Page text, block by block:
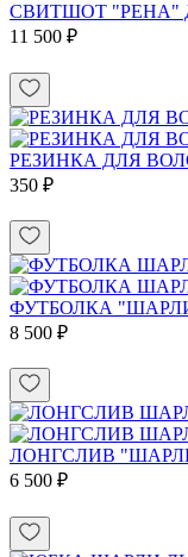
СВИТШОТ
11 500 ₽
РЕЗИНКА ДЛЯ
350 ₽
ФУТБОЛКА
8 500 ₽
ЛОНГСЛИВ
6 500 ₽